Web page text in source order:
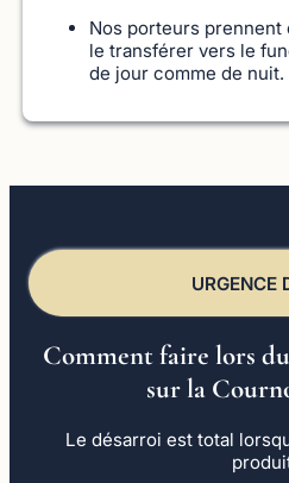
Nos porteurs
le transférer vers le
de jour comme de nuit.
URGENCE
Comment faire lors
sur la
Le désarroi est total